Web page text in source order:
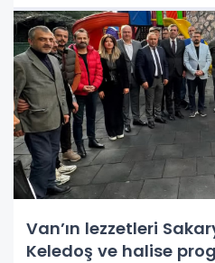
Van’ın lezzetleri
Keledoş ve halise